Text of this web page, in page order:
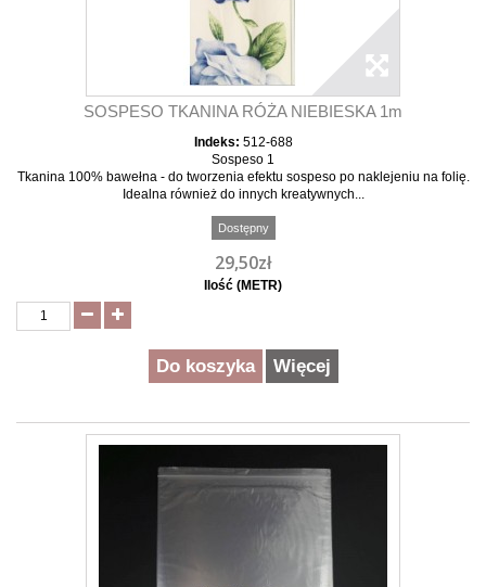
SOSPESO TKANINA RÓŻA NIEBIESKA 1m
Indeks: 512-688
Sospeso 1
Tkanina 100% bawełna - do tworzenia efektu sospeso po naklejeniu na folię.
Idealna również do innych kreatywnych...
Dostępny
29,50zł
Ilość (METR)
Do koszyka Więcej